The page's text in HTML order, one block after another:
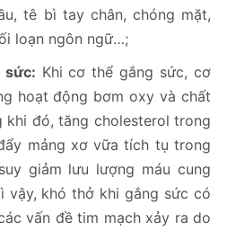
tê bì tay chân, chóng mặt,
loạn ngôn ngữ…;
sức: Khi cơ thể gắng sức, cơ
hoạt động bơm oxy và chất
khi đó, tăng cholesterol trong
mảng xơ vữa tích tụ trong
giảm lưu lượng máu cung
vậy, khó thở khi gắng sức có
vấn đề tim mạch xảy ra do